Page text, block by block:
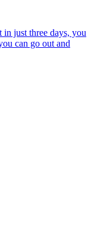
just three days, you
can go out and